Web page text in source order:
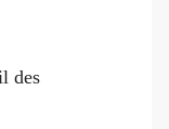
des